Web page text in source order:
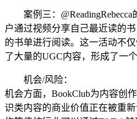
案例三：
户通过视频分享自己最近读的
的书单进行阅读。这一活动不
了大量的UGC内容，形成了一
机会/风险：
机会方面，BookClub为内容创
识类内容的商业价值正在被重